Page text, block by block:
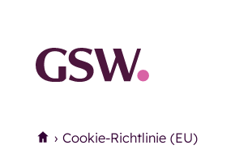
Haus Parkhaus
Therapie
Ergotherapie
Home
› Cookie-Richtlinie (EU)